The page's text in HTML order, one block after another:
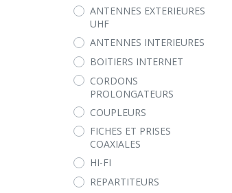
ANTENNES EXTERIEURES
UHF
ANTENNES INTERIEURES
BOITIERS INTERNET
CORDONS
PROLONGATEURS
COUPLEURS
FICHES ET PRISES
COAXIALES
HI-FI
REPARTITEURS